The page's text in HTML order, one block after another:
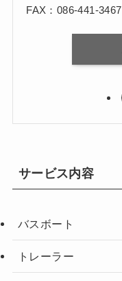
FAX：086-441-3467
サービス内容
バスボート
トレーラー